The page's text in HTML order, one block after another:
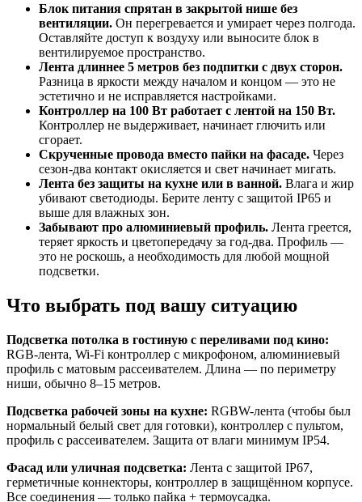
Блок питания спрятан в закрытой нише без
вентиляции. Он перегревается и умирает через полгода.
Оставляйте доступ к воздуху или выносите блок в
вентилируемое пространство.
Лента длиннее 5 метров без подпитки с двух сторон.
Разница в яркости между началом и концом — это не
эстетично и не исправляется настройками.
Контроллер на 100 Вт работает с лентой на 150 Вт.
Контроллер не выдерживает, начинает глючить или
сгорает.
Скрученные провода вместо пайки на фасаде. Через
сезон-два контакт окисляется и свет начинает мигать.
Лента без защиты на кухне или в ванной. Влага и жир
убивают светодиоды. Берите ленту с защитой IP65 и
выше для влажных зон.
Забывают про алюминиевый профиль. Лента греется,
теряет яркость и цветопередачу за год-два. Профиль —
это не роскошь, а необходимость для любой мощной
подсветки.
Что выбрать под вашу ситуацию
Подсветка потолка в гостиную с переливами под кино:
RGB-лента, Wi-Fi контроллер с микрофоном, алюминиевый
профиль с матовым рассеивателем. Длина — по периметру
ниши, обычно 8–15 метров.
Подсветка рабочей зоны на кухне: RGBW-лента (чтобы был
нормальный белый свет для готовки), контроллер с пультом,
профиль с рассеивателем. Защита от влаги минимум IP54.
Фасад или уличная подсветка: Лента с защитой IP67,
герметичные коннекторы, контроллер в защищённом корпусе.
Все соединения — только пайка + термоусадка.